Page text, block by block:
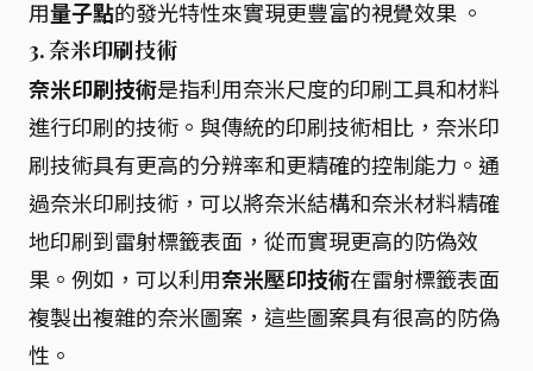
用量子點的發光特性來實現更豐富的視覺效果 。
3. 奈米印刷技術
奈米印刷技術是指利用奈米尺度的印刷工具和材料
進行印刷的技術。與傳統的印刷技術相比，奈米印
刷技術具有更高的分辨率和更精確的控制能力。通
過奈米印刷技術，可以將奈米結構和奈米材料精確
地印刷到雷射標籤表面，從而實現更高的防偽效
果。例如，可以利用奈米壓印技術在雷射標籤表面
複製出複雜的奈米圖案，這些圖案具有很高的防偽
性。